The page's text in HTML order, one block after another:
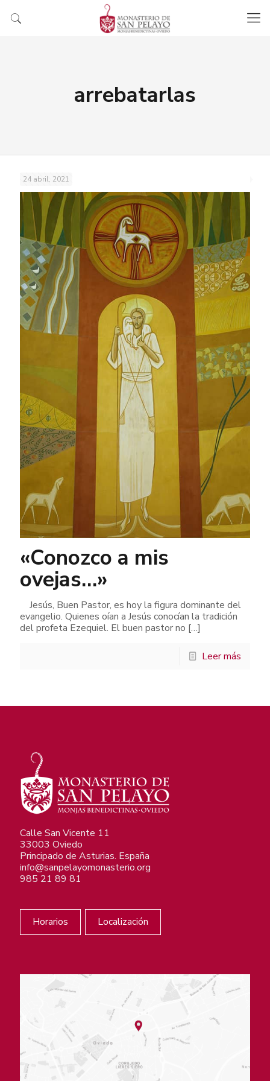
arrebatarlas
24 abril, 2021
«Conozco a mis
ovejas…»
Jesús, Buen Pastor, es hoy la figura dominante del
evangelio. Quienes oían a Jesús conocían la tradición
del profeta Ezequiel. El buen pastor no […]
Leer más
Calle San Vicente 11
33003 Oviedo
Principado de Asturias. España
info@sanpelayomonasterio.org
985 21 89 81
Horarios Localización